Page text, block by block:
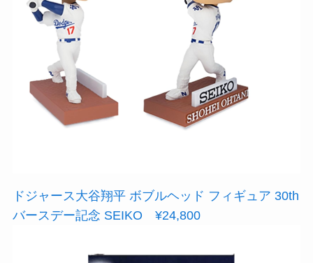
ドジャース大谷翔平 ボブルヘッド フィギュア 30th
バースデー記念 SEIKO ¥24,800